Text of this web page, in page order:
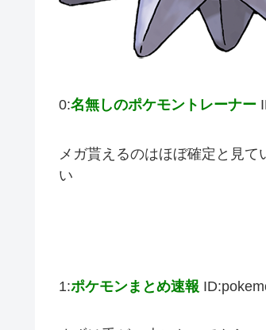
0:名無しのポケモントレーナー
メガ貰えるのはほぼ確定と見
い
1:ポケモンまとめ速報